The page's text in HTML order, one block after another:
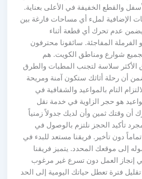
والقطع الخفيفة في الأعلى بعناية.
الإضافية لملء أي مساحات فارغة بين
يضمن عدم تحرك أي قطعة أثناء
الفرملة المفاجئة. سائقونا محترفون
شوارع ومناطق الكويت. هم
الأكثر سلاسة لتجنب المطبات والطرق
أن رحلة أثاثك ستكون آمنة ومريحة
التام بالمواعيد والشفافية في
هو حجر الزاوية في خدمة نقل
أن وقتك ثمين وأن لديك جدولاً زمنياً
تأكيد الحجز نلتزم بالوصول في
دون تأخير. فريقنا مستعد للبدء في
إلى موقعك المحدد. يتميز فريقنا
إنجاز العمل دون تسرع غير مرغوب
فترة تعطل حياتك اليومية إلى الحد